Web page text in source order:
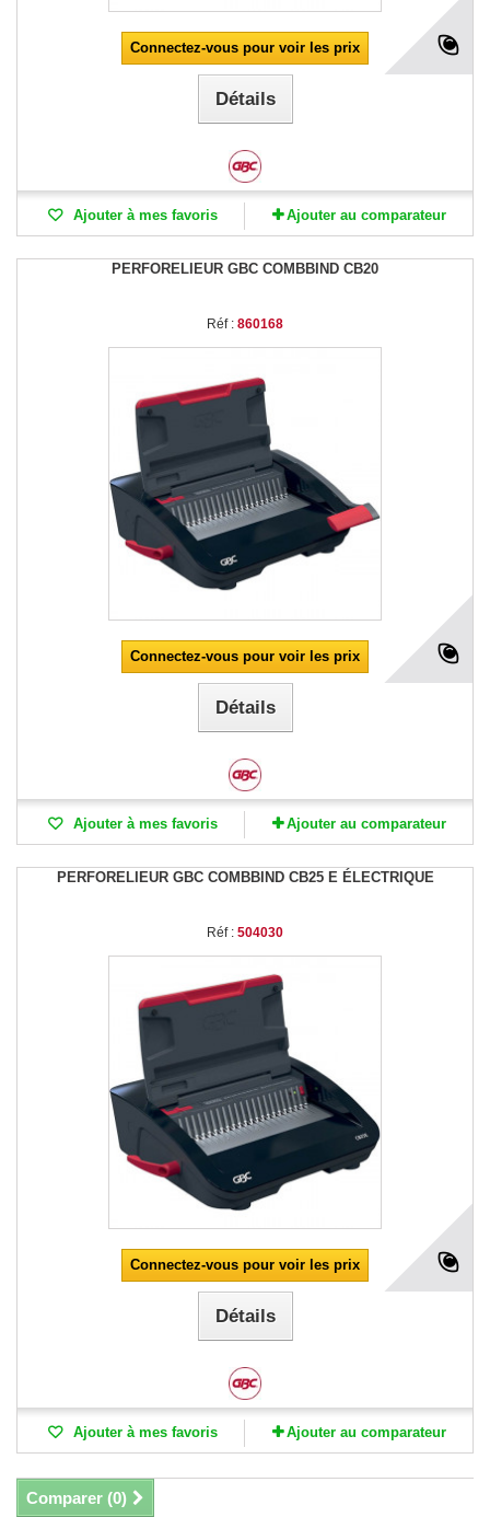
Connectez-vous pour voir les prix
Détails
Ajouter à mes favoris Ajouter au comparateur
PERFORELIEUR GBC COMBBIND CB20
Réf : 860168
Connectez-vous pour voir les prix
Détails
Ajouter à mes favoris Ajouter au comparateur
PERFORELIEUR GBC COMBBIND CB25 E ÉLECTRIQUE
Réf : 504030
Connectez-vous pour voir les prix
Détails
Ajouter à mes favoris Ajouter au comparateur
Comparer (0)